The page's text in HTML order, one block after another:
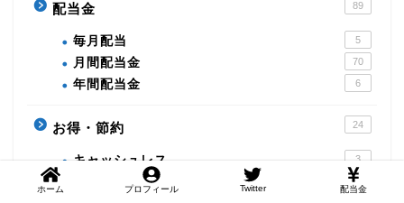
配当金 89
毎月配当 5
月間配当金 70
年間配当金 6
お得・節約 24
キャッシュレス 3
ホーム プロフィール Twitter 配当金